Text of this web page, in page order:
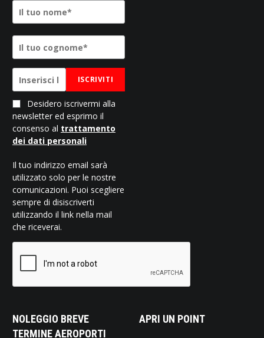
ISCRIVITI
Desidero iscrivermi alla
newsletter ed esprimo il
consenso al trattamento
dei dati personali
Il tuo indirizzo email sarà
utilizzato solo per le nostre
comunicazioni. Puoi scegliere
sempre di disiscriverti
utilizzando il link nella mail
che riceverai.
NOLEGGIO BREVE
TERMINE AEROPORTI
APRI UN POINT